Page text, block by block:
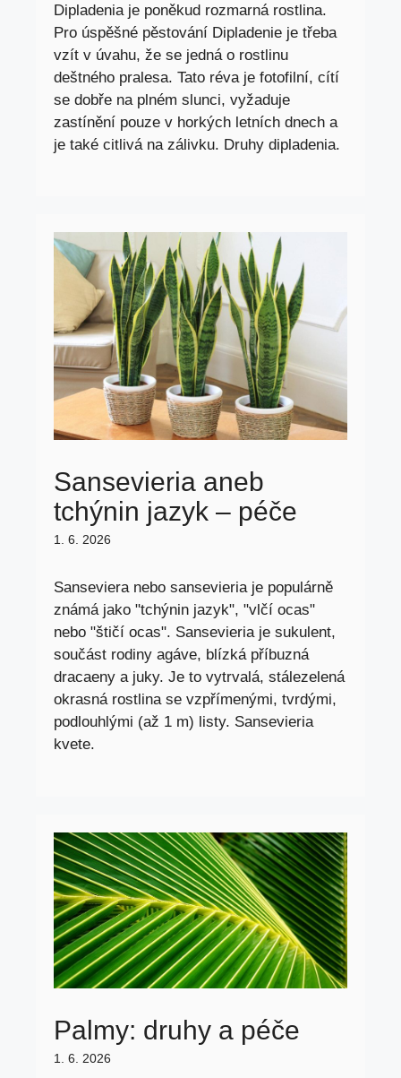
Dipladenia je poněkud rozmarná rostlina.
Pro úspěšné pěstování Dipladenie je třeba
vzít v úvahu, že se jedná o rostlinu
deštného pralesa. Tato réva je fotofilní, cítí
se dobře na plném slunci, vyžaduje
zastínění pouze v horkých letních dnech a
je také citlivá na zálivku. Druhy dipladenia.
Sansevieria aneb
tchýnin jazyk – péče
1. 6. 2026
Sanseviera nebo sansevieria je populárně
známá jako "tchýnin jazyk", "vlčí ocas"
nebo "štičí ocas". Sansevieria je sukulent,
součást rodiny agáve, blízká příbuzná
dracaeny a juky. Je to vytrvalá, stálezelená
okrasná rostlina se vzpřímenými, tvrdými,
podlouhlými (až 1 m) listy. Sansevieria
kvete.
Palmy: druhy a péče
1. 6. 2026